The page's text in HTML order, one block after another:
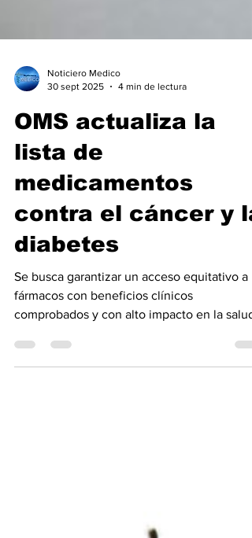
Noticiero Medico
30 sept 2025
4 min de lectura
OMS actualiza la
lista de
medicamentos
‎contra el cáncer y la
diabetes
Se busca garantizar un acceso equitativo a
fármacos con beneficios clínicos